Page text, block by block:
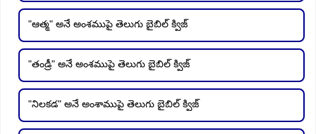
"ఆత్మ" అనే అంశముపై తెలుగు బైబిల్ క్విజ్
"తండ్రీ" అనే అంశముపై తెలుగు బైబిల్ క్విజ్
"నిలకడ" అనే అంశాముపై తెలుగు బైబిల్ క్విజ్